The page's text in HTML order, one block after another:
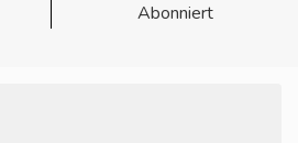
Abonniert